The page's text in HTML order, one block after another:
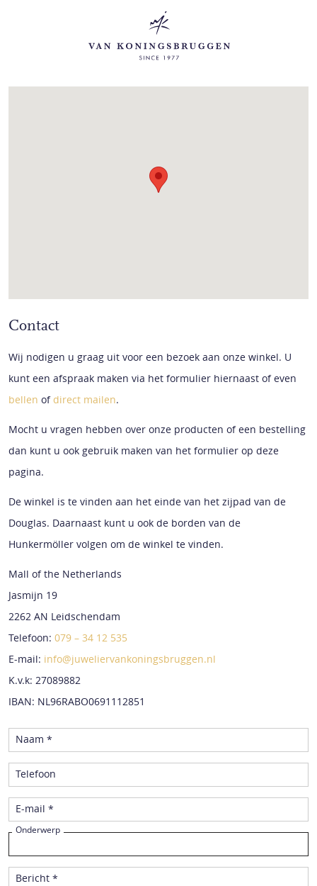
Contact
Wij nodigen u graag uit voor een bezoek aan onze winkel. U
kunt een afspraak maken via het formulier hiernaast of even
bellen ofdirect mailen.
Mocht u vragen hebben over onze producten of een bestelling
dan kunt u ook gebruik maken van het formulier op deze
pagina.
De winkel is te vinden aan het einde van het zijpad van de
Douglas. Daarnaast kunt u ook de borden van de
Hunkermöller volgen om de winkel te vinden.
Mall of the Netherlands
Jasmijn 19
2262 AN Leidschendam
Telefoon:079 – 34 12 535
E-mail: info@juweliervankoningsbruggen.nl
K.v.k: 27089882
IBAN: NL96RABO0691112851
Naam *
Telefoon
E-mail *
Onderwerp
Bericht *